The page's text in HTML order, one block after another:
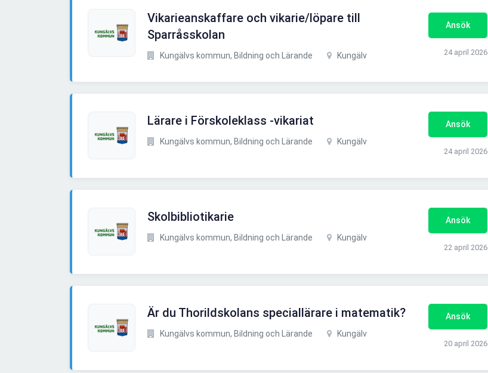
Vikarieanskaffare och vikarie/löpare till
Sparråsskolan
Kungälvs kommun, Bildning och Lärande Kungälv
Ansök
24 april 2026
Lärare i Förskoleklass -vikariat
Kungälvs kommun, Bildning och Lärande Kungälv
Ansök
24 april 2026
Skolbibliotikarie
Kungälvs kommun, Bildning och Lärande Kungälv
Ansök
22 april 2026
Är du Thorildskolans speciallärare i matematik?
Kungälvs kommun, Bildning och Lärande Kungälv
Ansök
20 april 2026